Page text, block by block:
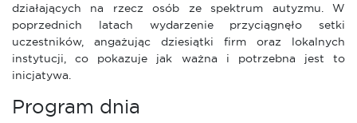
działających na rzecz osób ze spektrum autyzmu. W
poprzednich latach wydarzenie przyciągnęło setki
uczestników, angażując dziesiątki firm oraz lokalnych
instytucji, co pokazuje jak ważna i potrzebna jest to
inicjatywa.
Program dnia